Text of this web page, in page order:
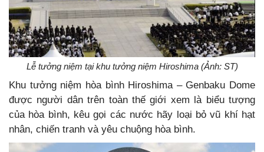
Lễ tưởng niệm tại khu tưởng niệm Hiroshima (Ảnh: ST)
Khu tưởng niệm hòa bình Hiroshima – Genbaku Dome
được người dân trên toàn thế giới xem là biểu tượng
của hòa bình, kêu gọi các nước hãy loại bỏ vũ khí hạt
nhân, chiến tranh và yêu chuộng hòa bình.